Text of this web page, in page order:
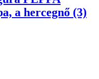
a hercegnő (3)